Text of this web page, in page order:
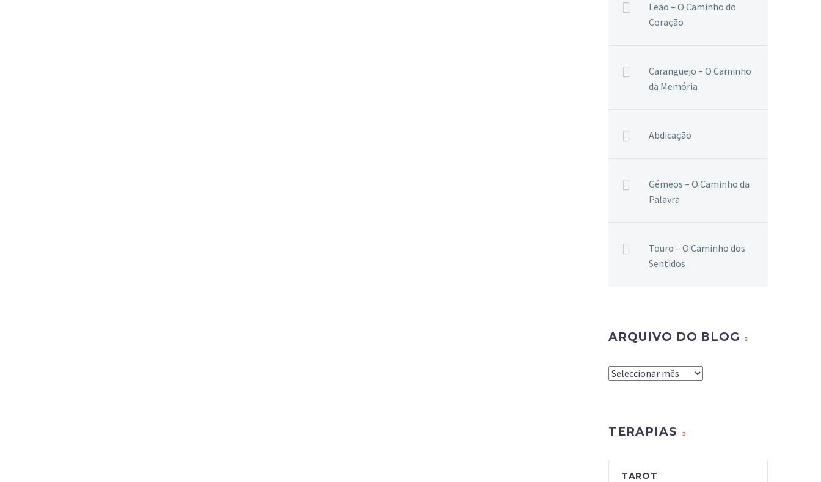
Leão – O Caminho do
Coração
Caranguejo – O Caminho
da Memória
Abdicação
Gémeos – O Caminho da
Palavra
Touro – O Caminho dos
Sentidos
ARQUIVO DO BLOG
Arquivo
TERAPIAS
TAROT